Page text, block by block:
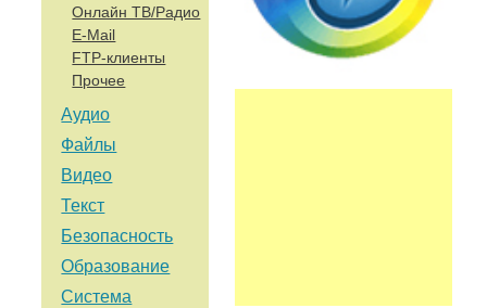
Онлайн ТВ/Радио
E-Mail
FTP-клиенты
Прочее
Аудио
Файлы
Видео
Текст
Безопасность
Образование
Система